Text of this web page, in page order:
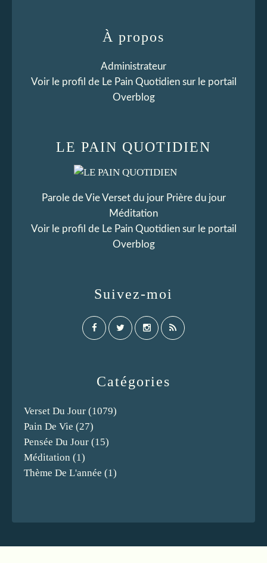
Catégories
Verset Du Jour (1079)
Pain De Vie (27)
Pensée Du Jour (15)
Méditation (1)
Thème De L'année (1)
LE PAIN QUOTIDIEN
Parole de Vie Verset du jour Prière du jour
Méditation
Voir le profil de Le Pain Quotidiensur le portail
Overblog
Suivez-moi
À propos
Administrateur
Voir le profil de Le Pain Quotidiensur le portail
Overblog